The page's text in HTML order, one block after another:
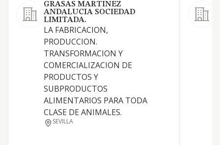
GRASAS MARTINEZ
ANDALUCIA SOCIEDAD
LIMITADA.
LA FABRICACION,
PRODUCCION.
TRANSFORMACION Y
COMERCIALIZACION DE
PRODUCTOS Y
SUBPRODUCTOS
ALIMENTARIOS PARA TODA
CLASE DE ANIMALES.
SEVILLA